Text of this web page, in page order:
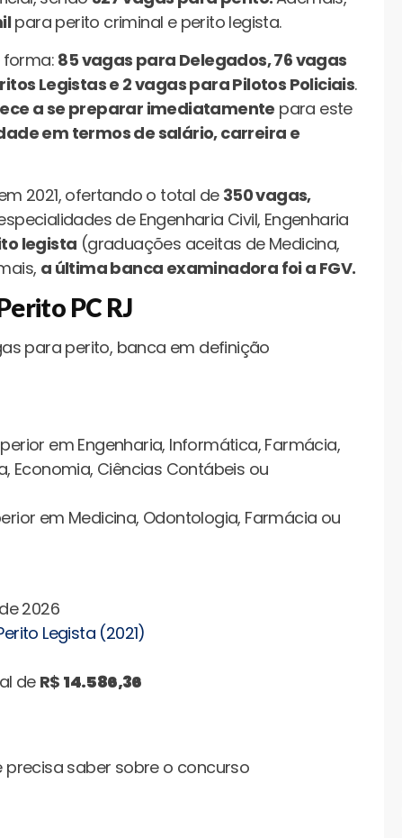
para perito criminal e perito legista.
forma: 85 vagas para Delegados, 76 vagas
Legistas e 2 vagas para Pilotos Policiais.
a se preparar imediatamente para este
em termos de salário, carreira e
2021, ofertando o total de 350 vagas,
de Engenharia Civil, Engenharia
legista (graduações aceitas de Medicina,
a última banca examinadora foi a FGV.
PC RJ
para perito, banca em definição
em Engenharia, Informática, Farmácia,
Economia, Ciências Contábeis ou
em Medicina, Odontologia, Farmácia ou
2026
Legista (2021)
de R$ 14.586,36